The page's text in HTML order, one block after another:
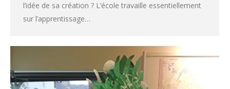
l’idée de sa création ? L’école travaille essentiellement
sur l’apprentissage…